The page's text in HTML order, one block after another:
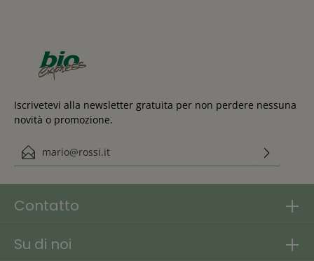
Iscrivetevi alla newsletter gratuita per non perdere nessuna
novità o promozione.
Indirizzo e-mail*
disposizioni in materia di protezione dei dati personali.
privacy edi GoogleTermini di servizio.
Contatto
Su di noi